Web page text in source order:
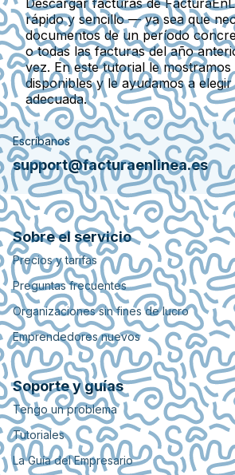
rápido y sencillo — ya sea que
documentos de un período
o todas las facturas del año
vez. En este tutorial le
disponibles y le ayudamos a elegir
adecuada.
Escríbanos
support@facturaenlinea.es
Sobre el servicio
Precios y tarifas
Preguntas frecuentes
Organizaciones sin fines de lucro
Emprendedores nuevos
Soporte y guías
Tengo un problema
Tutoriales
La Guía del Empresario